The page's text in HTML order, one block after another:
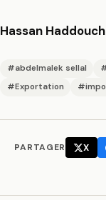
Hassan
#abdelmalek sellal
#Exportation
PARTAGER X